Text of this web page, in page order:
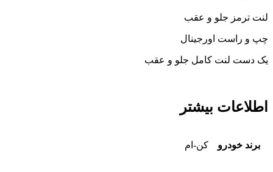
لنت ترمز جلو و عقب
چپ و راست اورجینال
یک دست لنت کامل جلو و عقب
اطلاعات بیشتر
برند خودرو کن-ام